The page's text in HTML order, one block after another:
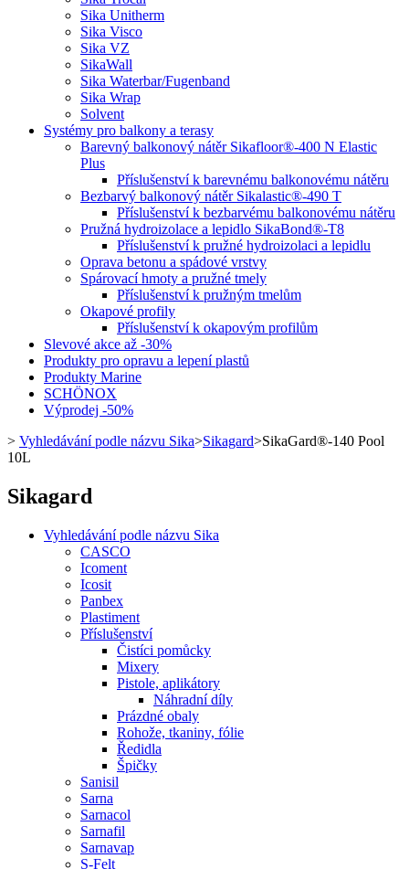
Sika Unitherm
Sika Visco
Sika VZ
SikaWall
Sika Waterbar/Fugenband
Sika Wrap
Solvent
Systémy pro balkony a terasy
Barevný balkonový nátěr Sikafloor®-400 N Elastic
Plus
Příslušenství k barevnému balkonovému nátěru
Bezbarvý balkonový nátěr Sikalastic®-490 T
Příslušenství k bezbarvému balkonovému nátěru
Pružná hydroizolace a lepidlo SikaBond®-T8
Příslušenství k pružné hydroizolaci a lepidlu
Oprava betonu a spádové vrstvy
Spárovací hmoty a pružné tmely
Příslušenství k pružným tmelům
Okapové profily
Příslušenství k okapovým profilům
Slevové akce až -30%
Produkty pro opravu a lepení plastů
Produkty Marine
SCHÖNOX
Výprodej -50%
> Vyhledávání podle názvu Sika>Sikagard>SikaGard®-140 Pool
10L
Sikagard
Vyhledávání podle názvu Sika
CASCO
Icoment
Icosit
Panbex
Plastiment
Příslušenství
Čistíci pomůcky
Mixery
Pistole, aplikátory
Náhradní díly
Prázdné obaly
Rohože, tkaniny, fólie
Ředidla
Špičky
Sanisil
Sarna
Sarnacol
Sarnafil
Sarnavap
S-Felt